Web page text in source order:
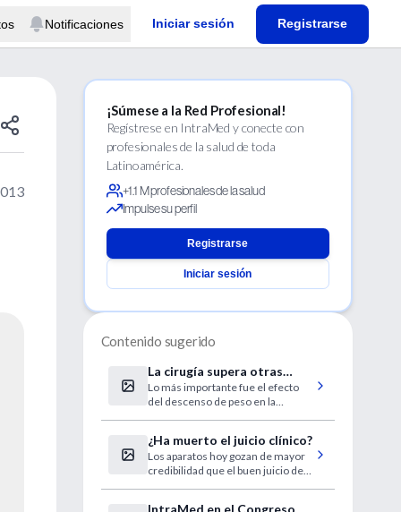
Notificaciones Iniciar sesión Registrarse
¡Súmese a la Red Profesional!
Regístrese en IntraMed y conecte con
profesionales de la salud de toda
Latinoamérica.
+1.1 M profesionales de la salud
Impulse su perfil
Registrarse
Iniciar sesión
Contenido sugerido
La cirugía supera otras
alternativas en algunos
pacientes obesos
Lo más importante fue el efecto
del descenso de peso en la
¿Ha muerto el juicio clínico?
Los aparatos hoy gozan de mayor
credibilidad que el buen juicio de
IntraMed en el Congreso de